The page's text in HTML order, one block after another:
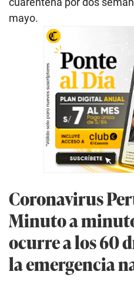
mayo.
Coronavirus
Minuto a
ocurre a los 60
la emergencia